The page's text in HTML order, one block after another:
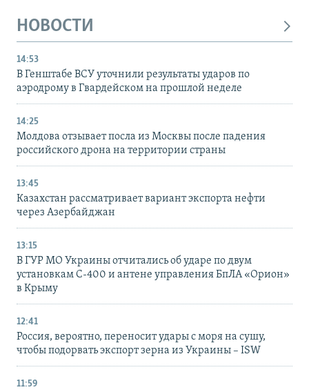
НОВОСТИ
14:53
В Генштабе ВСУ уточнили результаты ударов по
аэродрому в Гвардейском на прошлой неделе
14:25
Молдова отзывает посла из Москвы после падения
российского дрона на территории страны
13:45
Казахстан рассматривает вариант экспорта нефти
через Азербайджан
13:15
В ГУР МО Украины отчитались об ударе по двум
установкам С-400 и антене управления БпЛА «Орион»
в Крыму
12:41
Россия, вероятно, переносит удары с моря на сушу,
чтобы подорвать экспорт зерна из Украины – ISW
11:59